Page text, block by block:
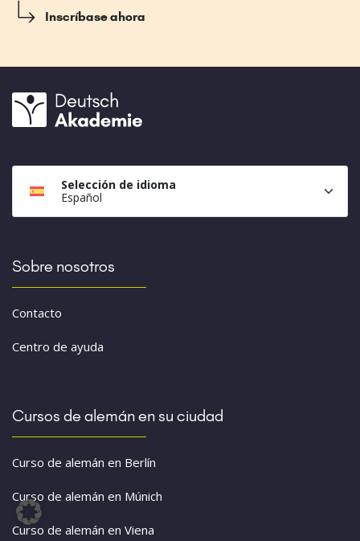
Inscríbase ahora
Selección de idioma
Español
Sobre nosotros
Contacto
Centro de ayuda
Cursos de alemán en su ciudad
Curso de alemán en Berlín
Curso de alemán en Múnich
Curso de alemán en Viena